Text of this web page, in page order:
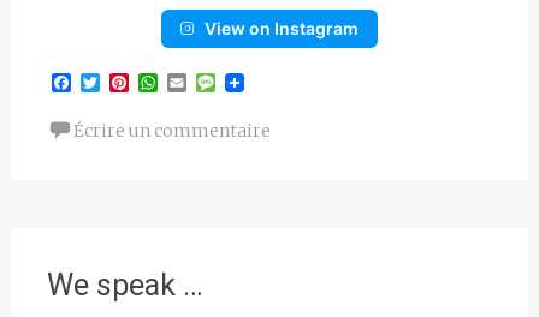
View on Instagram
Facebook
Twitter
Pinterest
WhatsApp
EmailMessage
Écrire un commentaire
We speak …